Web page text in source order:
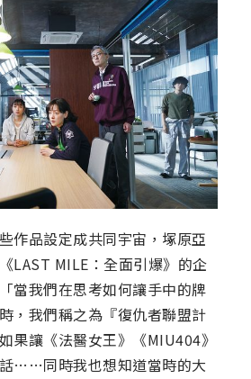
作品設定成共同宇宙，塚原亞
LAST MILE：全面引爆》的企
當我們在思考如何讓手中的牌
，我們稱之為『復仇者聯盟計
果讓《法醫女王》《MIU404》
……同時我也想知道當時的大